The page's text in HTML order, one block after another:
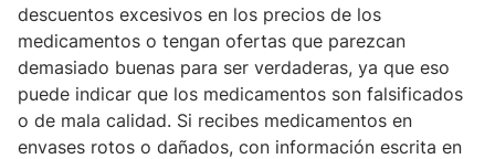
descuentos excesivos en los precios de los
medicamentos o tengan ofertas que parezcan
demasiado buenas para ser verdaderas, ya que eso
puede indicar que los medicamentos son falsificados
o de mala calidad. Si recibes medicamentos en
envases rotos o dañados, con información escrita en